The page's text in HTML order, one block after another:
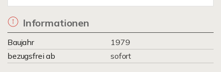
Informationen
Baujahr
1979
bezugsfrei ab
sofort